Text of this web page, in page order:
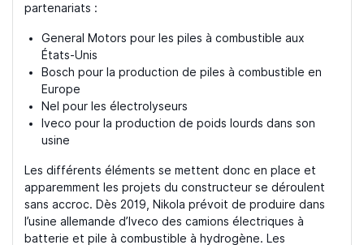
partenariats :
General Motors pour les piles à combustible aux
États-Unis
Bosch pour la production de piles à combustible en
Europe
Nel pour les électrolyseurs
Iveco pour la production de poids lourds dans son
usine
Les différents éléments se mettent donc en place et
apparemment les projets du constructeur se déroulent
sans accroc. Dès 2019, Nikola prévoit de produire dans
l’usine allemande d’Iveco des camions électriques à
batterie et pile à combustible à hydrogène. Les